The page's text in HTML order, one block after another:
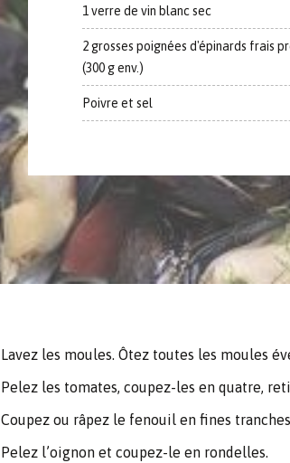
1 verre de vin blanc sec
2 grosses poignées d'épinards frais
(300 g env.)
Poivre et sel
Lavez les moules. Ôtez toutes les moules
Pelez les tomates, coupez-les en quatre,
Coupez ou râpez le fenouil en fines
Pelez l’oignon et coupez-le en rondelles.